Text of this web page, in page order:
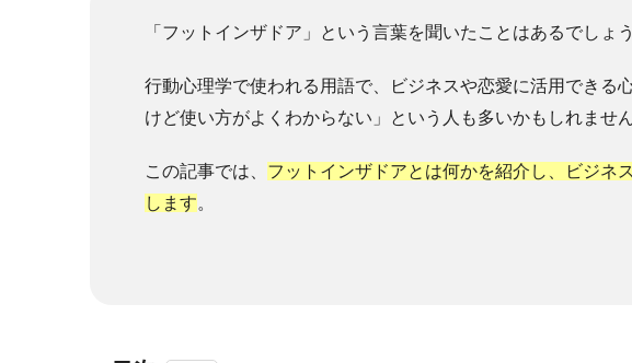
「フットインザドア」という言葉を聞いたことはあるでしょ
行動心理学で使われる用語で、ビジネスや恋愛に活用できる
けど使い方がよくわからない」という人も多いかもしれません
この記事では、 フットインザドアとは何かを紹介し、ビジネ
します。